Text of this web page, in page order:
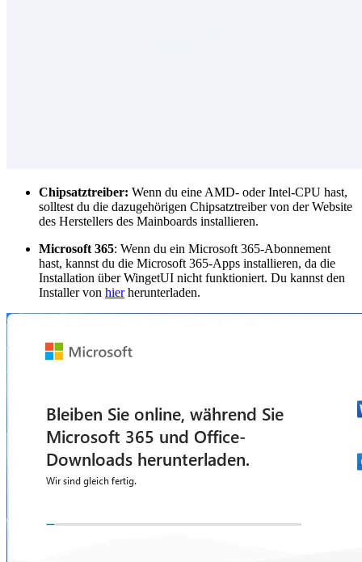
Chipsatztreiber: Wenn du eine AMD- oder Intel-CPU hast,
solltest du die dazugehörigen Chipsatztreiber von der Website
des Herstellers des Mainboards installieren.
Microsoft 365: Wenn du ein Microsoft 365-Abonnement
hast, kannst du die Microsoft 365-Apps installieren, da die
Installation über WingetUI nicht funktioniert. Du kannst den
Installer von hierherunterladen.